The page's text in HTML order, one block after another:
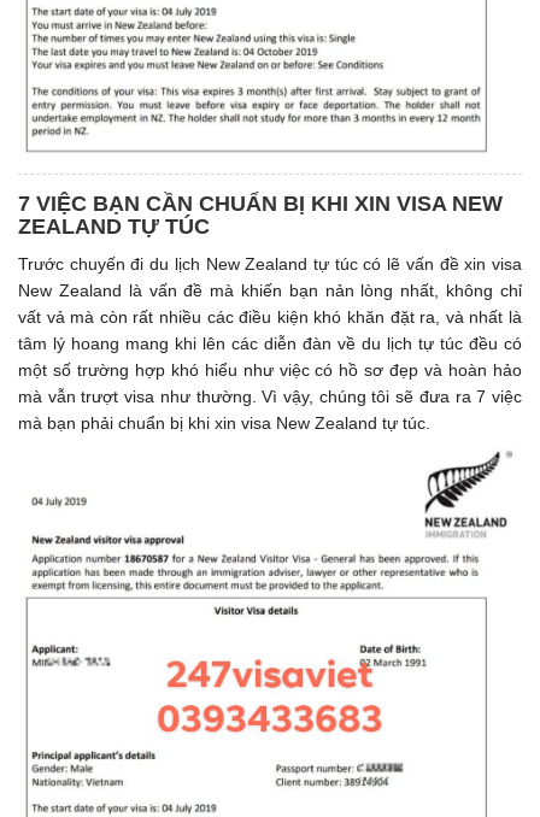
7 VIỆC BẠN CẦN CHUẨN BỊ KHI XIN VISA NEW
ZEALAND TỰ TÚC
Trước chuyến đi du lịch New Zealand tự túc có lẽ vấn đề xin visa
New Zealand là vấn đề mà khiến bạn nản lòng nhất, không chỉ
vất vả mà còn rất nhiều các điều kiện khó khăn đặt ra, và nhất là
tâm lý hoang mang khi lên các diễn đàn về du lịch tự túc đều có
một số trường hợp khó hiểu như việc có hồ sơ đẹp và hoàn hảo
mà vẫn trượt visa như thường. Vì vậy, chúng tôi sẽ đưa ra 7 việc
mà bạn phải chuẩn bị khi xin visa New Zealand tự túc.